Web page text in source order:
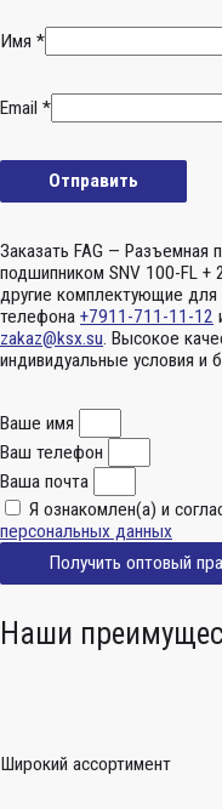
Имя *
Email *
Заказать FAG — Разъемная
подшипником SNV 100-FL +
другие комплектующие
телефона +7911-711-11-12
zakaz@ksx.su. Высокое
индивидуальные условия и
Ваше имя
Ваш телефон
Ваша почта
Я ознакомлен(а) и
персональных данных
Получить оптовый
Наши
Широкий ассортимент